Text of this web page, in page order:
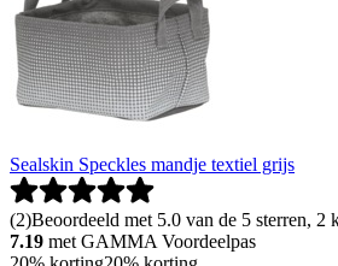
Sealskin Speckles mandje textiel grijs
(2)Beoordeeld met 5.0 van de 5 sterren, 2
7.19 met GAMMA Voordeelpas